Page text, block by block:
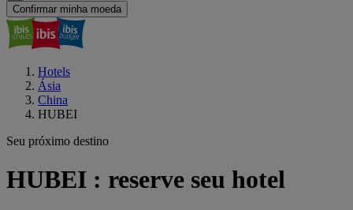
Confirmar minha moeda
Hotels
Ásia
China
HUBEI
Seu próximo destino
HUBEI : reserve seu hotel